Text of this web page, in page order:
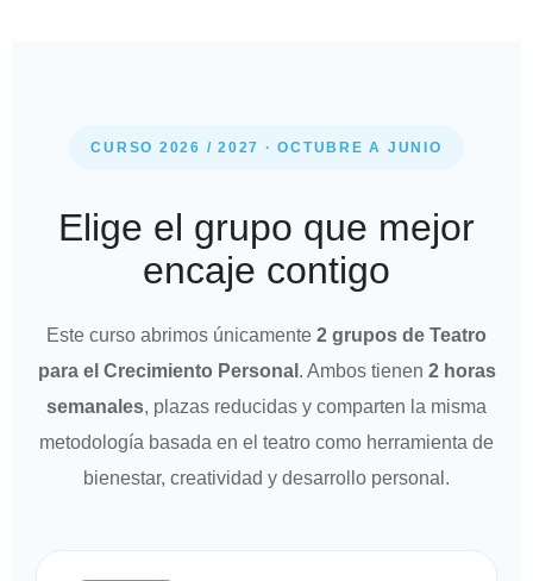
CURSO 2026 / 2027 · OCTUBRE A JUNIO
Elige el grupo que mejor
encaje contigo
Este curso abrimos únicamente 2 grupos de Teatro
para el Crecimiento Personal . Ambos tienen 2 horas
semanales, plazas reducidas y comparten la misma
metodología basada en el teatro como herramienta de
bienestar, creatividad y desarrollo personal.